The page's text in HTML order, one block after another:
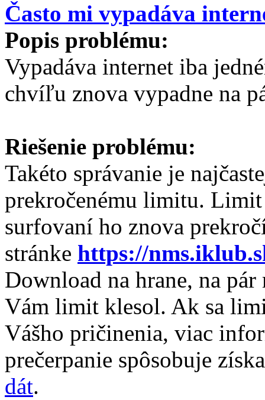
Často mi vypadáva
Popis problému:
Vypadáva internet iba
chvíľu znova vypadne na
Riešenie problému:
Takéto správanie je
prekročenému limitu.
surfovaní ho znova
stránke https://
Download na hrane, na
Vám limit klesol. Ak sa
Vášho pričinenia, viac
prečerpanie spôsobuje
dát.